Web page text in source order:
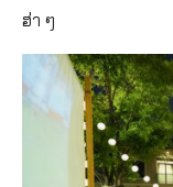
ฮ่า ๆ